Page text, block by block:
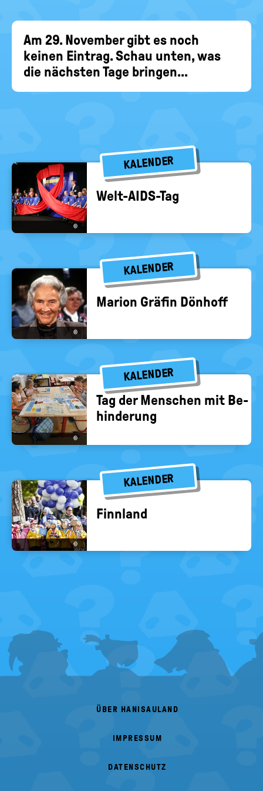
Bildung
/
Am 29. November gibt es noch
keinen Eintrag. Schau unten, was
die nächsten Tage bringen...
KALENDER
©
Welt-​AIDS-Tag
KALENDER
©
Ma­ri­on Grä­fin Dön­hoff
KALENDER
©
Tag der Men­schen mit Be­
hin­de­rung
KALENDER
©
Finn­land
FOOTER
MENU
ÜBER HANISAULAND
IMPRESSUM
DATENSCHUTZ